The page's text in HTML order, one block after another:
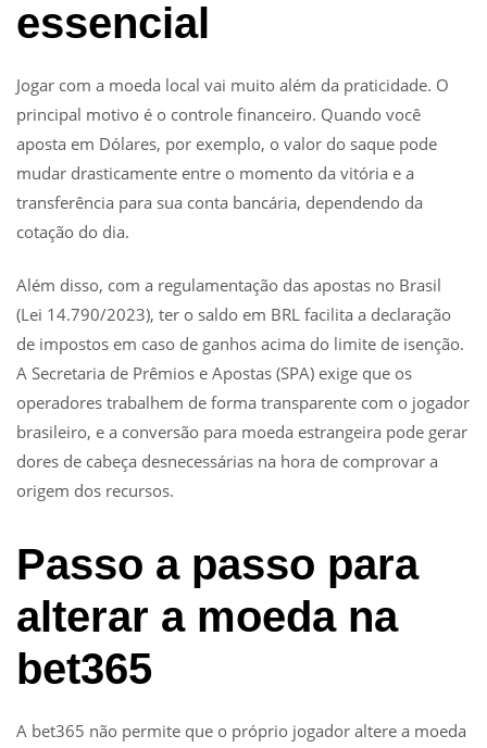
essencial
Jogar com a moeda local vai muito além da praticidade. O
principal motivo é o controle financeiro. Quando você
aposta em Dólares, por exemplo, o valor do saque pode
mudar drasticamente entre o momento da vitória e a
transferência para sua conta bancária, dependendo da
cotação do dia.
Além disso, com a regulamentação das apostas no Brasil
(Lei 14.790/2023), ter o saldo em BRL facilita a declaração
de impostos em caso de ganhos acima do limite de isenção.
A Secretaria de Prêmios e Apostas (SPA) exige que os
operadores trabalhem de forma transparente com o jogador
brasileiro, e a conversão para moeda estrangeira pode gerar
dores de cabeça desnecessárias na hora de comprovar a
origem dos recursos.
Passo a passo para
alterar a moeda na
bet365
A bet365 não permite que o próprio jogador altere a moeda